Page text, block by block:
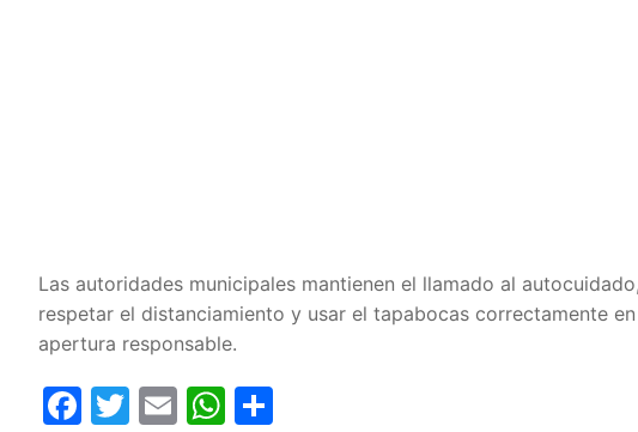
Las autoridades municipales mantienen el llamado al
respetar el distanciamiento y usar el tapabocas correctamente
apertura responsable.
Facebook
Twitter
EmailWhatsApp